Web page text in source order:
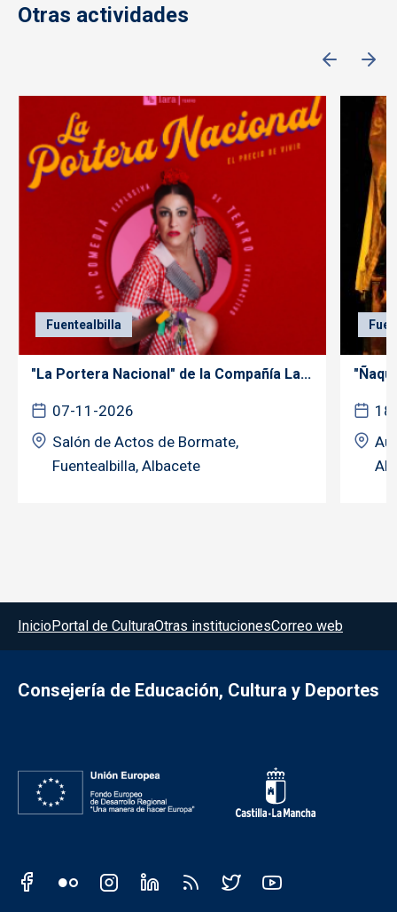
Otras actividades
Fuentealbilla
"La Portera Nacional" de la Compañía La...
07-11-2026
Salón de Actos de Bormate,
Fuentealbilla, Albacete
Menú del pie
InicioPortal de CulturaOtras institucionesCorreo web
Consejería de Educación, Cultura y Deportes
Redes sociales JCCM